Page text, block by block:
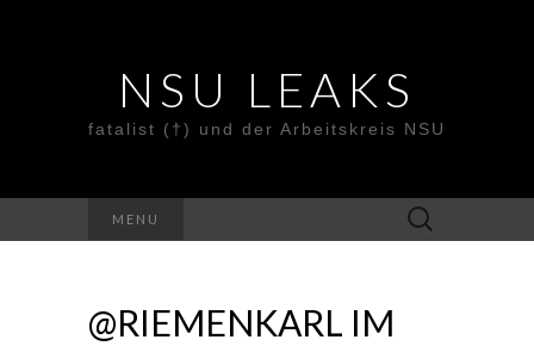
NSU LEAKS
fatalist (†) und der Arbeitskreis NSU
MENU
Suche
nach:
@RIEMENKARL IM